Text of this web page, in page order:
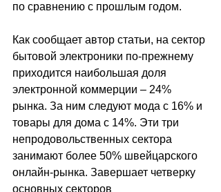
по сравнению с прошлым годом.
Как сообщает автор статьи, на сектор
бытовой электроники по-прежнему
приходится наибольшая доля
электронной коммерции – 24%
рынка. За ним следуют мода с 16% и
товары для дома с 14%. Эти три
непродовольственных сектора
занимают более 50% швейцарского
онлайн-рынка. Завершает четверку
основных секторов